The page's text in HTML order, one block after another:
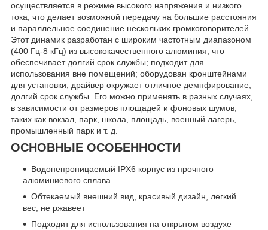
осуществляется в режиме высокого напряжения и низкого
тока, что делает возможной передачу на большие расстояния
и параллельное соединение нескольких громкоговорителей.
Этот динамик разработан с широким частотным диапазоном
(400 Гц-8 кГц) из высококачественного алюминия, что
обеспечивает долгий срок службы; подходит для
использования вне помещений; оборудован кронштейнами
для установки; драйвер окружает отличное демпфирование,
долгий срок службы. Его можно применять в разных случаях,
в зависимости от размеров площадей и фоновых шумов,
таких как вокзал, парк, школа, площадь, военный лагерь,
промышленный парк и т. д.
ОСНОВНЫЕ ОСОБЕННОСТИ
Водонепроницаемый IPX6 корпус из прочного
алюминиевого сплава
Обтекаемый внешний вид, красивый дизайн, легкий
вес, не ржавеет
Подходит для использования на открытом воздухе